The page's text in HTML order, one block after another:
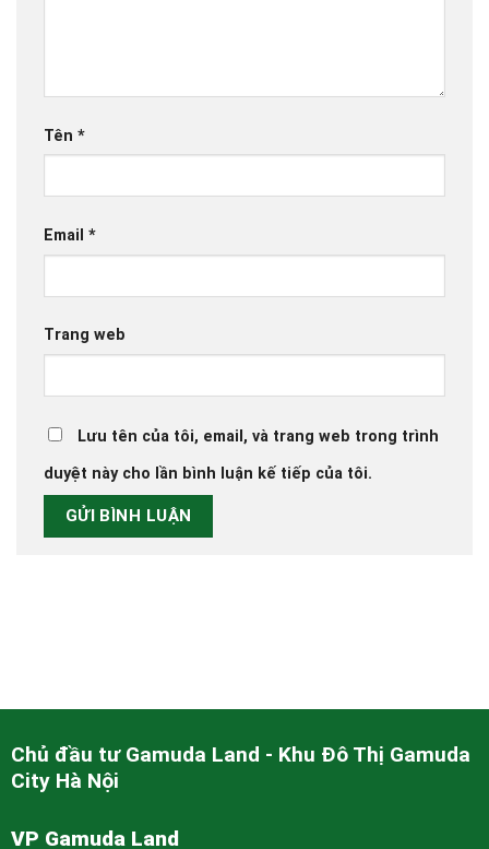
Tên *
Email *
Trang web
Lưu tên của tôi, email, và trang web trong trình
duyệt này cho lần bình luận kế tiếp của tôi.
Chủ đầu tư Gamuda Land - Khu Đô Thị Gamuda
City Hà Nội
VP Gamuda Land